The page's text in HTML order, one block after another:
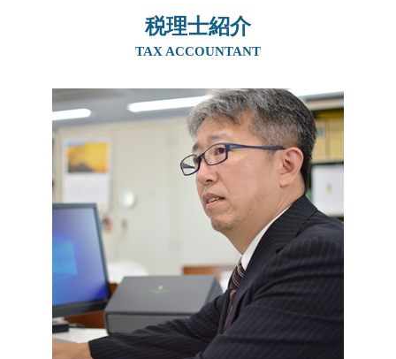
贈与税 非課税 110 万
贈与税 かからない方法
生前贈与 土地 孫
贈与税 非課税 110 万
相続時精算課税制度 住宅
相続時精算課税制度 メリット
生前贈与 メリット
贈与税 誰が払う
相続税 ばれなかった
会社 後継者 募集
事業承継
事業承継 方法
親族内承継 定義
親族内承継 デメリット
親族内承継 親族外承継
事業継承 マッチング 個人
従業員承継
生前対策 京都府
生前対策 兵庫県
事業承継 大阪府
相続 京都府
生前対策 奈良県
事業承継 阪神間
生前対策 吹田市
相続 大阪府
相続 北摂エリア
事業承継 奈良県
相続 吹田市
税理士紹介
TAX ACCOUNTANT